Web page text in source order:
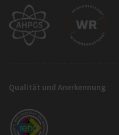
Qualität und Anerkennung